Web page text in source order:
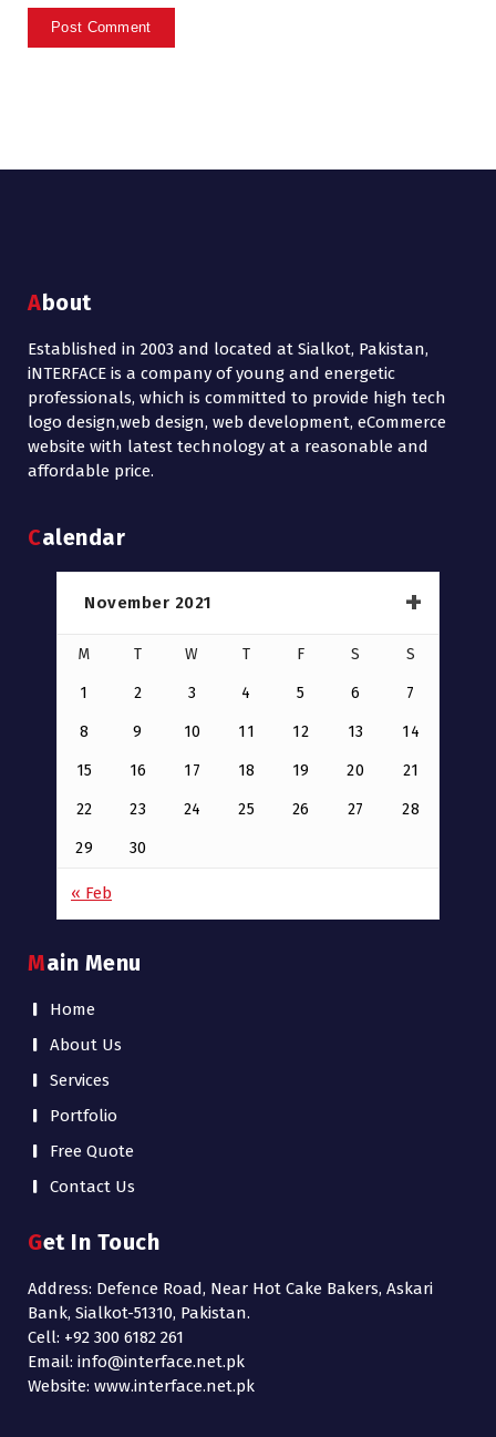
About
Established in 2003 and located at Sialkot, Pakistan,
iNTERFACE is a company of young and energetic
professionals, which is committed to provide high tech
logo design,web design, web development, eCommerce
website with latest technology at a reasonable and
affordable price.
Calendar
November 2021
M T W T F S S
1 2 3 4 5 6 7
8 9 10 11 12 13 14
15 16 17 18 19 20 21
22 23 24 25 26 27 28
29 30
« Feb
Main Menu
Home
About Us
Services
Portfolio
Free Quote
Contact Us
Get In Touch
Address: Defence Road, Near Hot Cake Bakers, Askari
Bank, Sialkot-51310, Pakistan.
Cell: +92 300 6182 261
Email: info@interface.net.pk
Website: www.interface.net.pk